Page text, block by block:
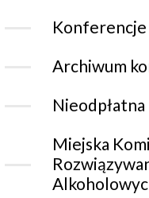
Archiwum
Miejska